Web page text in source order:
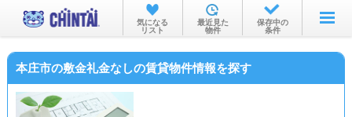
お部屋を探す
沿線・駅から
気になる
リスト
最近見た
物件
保存中の
条件
本庄市の敷金礼金なしの賃貸物件情報を探す